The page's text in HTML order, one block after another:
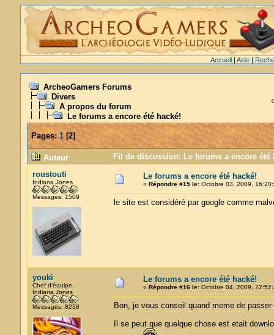
Accueil| Aide|
ArcheoGamers Forums
Divers
A propos du forum
Le forums a encore été hacké!
Pages: 1[2]
Auteur
Fil de discussion: Le forums a encore été
roustouti
Indiana Jones
Messages: 1509
Le forums a encore été hacké!
« Répondre #15 le:Octobre 03, 2009,
le site est considéré par google comme
youki
Chef d'équipe.
Indiana Jones
Messages: 8238
Le forums a encore été hacké!
« Répondre #16 le:Octobre 04, 2009,
Bon, je vous conseil quand meme de
Il se peut que quelque chose est etait